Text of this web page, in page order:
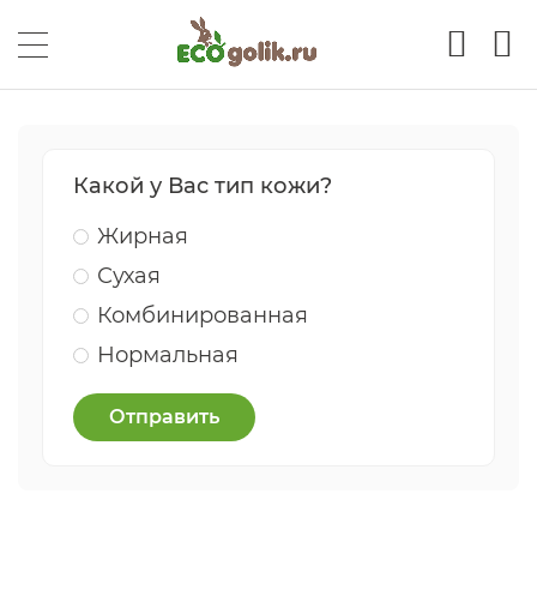
Какой у Вас тип кожи?
Жирная
Сухая
Комбинированная
Нормальная
Отправить